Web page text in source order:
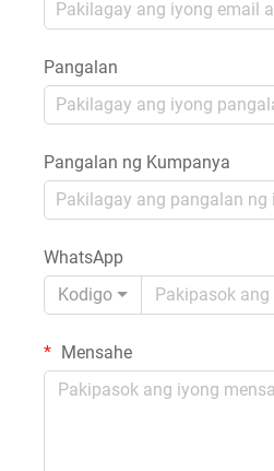
Pangalan
Pangalan ng Kumpanya
WhatsApp
Kodigo
Mensahe